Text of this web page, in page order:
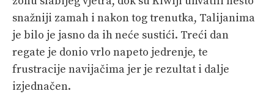
snažniji zamah i nakon tog trenutka, Talijanima
je bilo je jasno da ih neće sustići. Treći dan
regate je donio vrlo napeto jedrenje, te
frustracije navijačima jer je rezultat i dalje
izjednačen.